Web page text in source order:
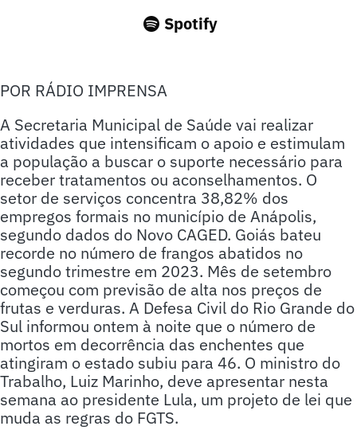
Spotify
POR RÁDIO IMPRENSA
A Secretaria Municipal de Saúde vai realizar
atividades que intensificam o apoio e estimulam
a população a buscar o suporte necessário para
receber tratamentos ou aconselhamentos. O
setor de serviços concentra 38,82% dos
empregos formais no município de Anápolis,
segundo dados do Novo CAGED. Goiás bateu
recorde no número de frangos abatidos no
segundo trimestre em 2023. Mês de setembro
começou com previsão de alta nos preços de
frutas e verduras. A Defesa Civil do Rio Grande do
Sul informou ontem à noite que o número de
mortos em decorrência das enchentes que
atingiram o estado subiu para 46. O ministro do
Trabalho, Luiz Marinho, deve apresentar nesta
semana ao presidente Lula, um projeto de lei que
muda as regras do FGTS.